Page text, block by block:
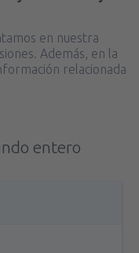
en nuestra
Además, en la
relacionada
entero